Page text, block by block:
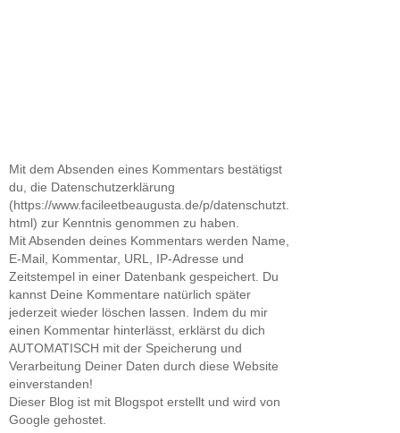
Mit dem Absenden eines Kommentars bestätigst
du, die Datenschutzerklärung
(https://www.facileetbeaugusta.de/p/datenschutzt.
html) zur Kenntnis genommen zu haben.
Mit Absenden deines Kommentars werden Name,
E-Mail, Kommentar, URL, IP-Adresse und
Zeitstempel in einer Datenbank gespeichert. Du
kannst Deine Kommentare natürlich später
jederzeit wieder löschen lassen. Indem du mir
einen Kommentar hinterlässt, erklärst du dich
AUTOMATISCH mit der Speicherung und
Verarbeitung Deiner Daten durch diese Website
einverstanden!
Dieser Blog ist mit Blogspot erstellt und wird von
Google gehostet.